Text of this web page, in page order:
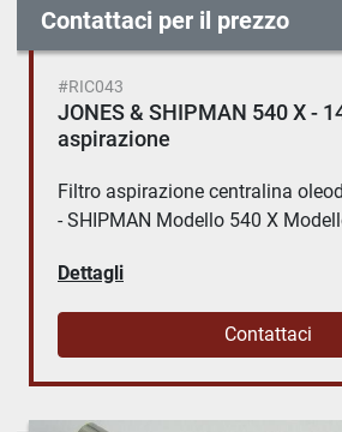
Contattaci per il prezzo
#RIC043
JONES & SHIPMAN 540 X -
aspirazione
Filtro aspirazione centralina
- SHIPMAN Modello 540 X
Dettagli
Contattaci